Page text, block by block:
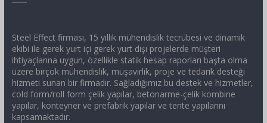
Steel Effect firması, 15 yıllık mühendislik tecrübesi ve dinamik
ekibi ile gerek yurt içi gerek yurt dışı projelerde müşteri
ihtiyaçlarına uygun, özellikle statik hesap raporları başta olma
üzere birçok mühendislik, müşavirlik, proje ve tedarik desteği
hizmeti sunan bir firmadır. Sağladığımız bu destek ve hizmetler,
cold form/roll form çelik yapılar, betonarme-çelik kombine
yapılar, konteyner ve prefabrik yapılar ve tente yapılarını
kapsamaktadır.